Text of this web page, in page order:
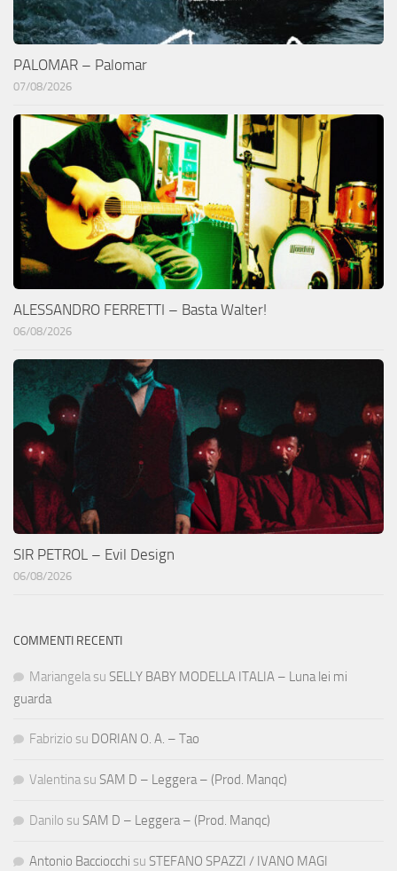
PALOMAR – Palomar
07/08/2026
ALESSANDRO FERRETTI – Basta Walter!
06/08/2026
SIR PETROL – Evil Design
06/08/2026
COMMENTI RECENTI
Mariangela su SELLY BABY MODELLA ITALIA – Luna lei mi
guarda
Fabrizio su DORIAN O. A. – Tao
Valentina su SAM D – Leggera – (Prod. Manqc)
Danilo su SAM D – Leggera – (Prod. Manqc)
Antonio Bacciocchi su STEFANO SPAZZI / IVANO MAGI